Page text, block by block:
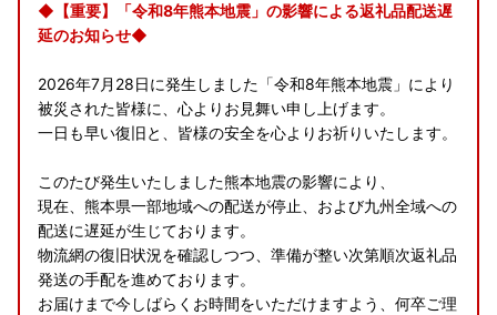
◆【重要】「令和8年熊本地震」の影響による返礼品配送遅
延のお知らせ◆
2026年7月28日に発生しました「令和8年熊本地震」により
被災された皆様に、心よりお見舞い申し上げます。
一日も早い復旧と、皆様の安全を心よりお祈りいたします。
このたび発生いたしました熊本地震の影響により、
現在、熊本県一部地域への配送が停止、および九州全域への
配送に遅延が生じております。
物流網の復旧状況を確認しつつ、準備が整い次第順次返礼品
発送の手配を進めております。
お届けまで今しばらくお時間をいただけますよう、何卒ご理